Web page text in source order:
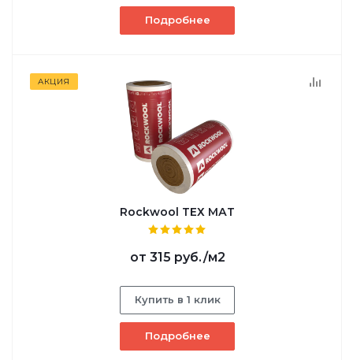
Подробнее
АКЦИЯ
Rockwool ТЕХ МАТ
от 315 руб./м2
Купить в 1 клик
Подробнее